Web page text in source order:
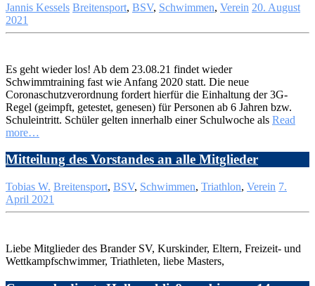
Jannis Kessels Breitensport, BSV, Schwimmen, Verein 20. August
2021
Es geht wieder los! Ab dem 23.08.21 findet wieder
Schwimmtraining fast wie Anfang 2020 statt. Die neue
Coronaschutzverordnung fordert hierfür die Einhaltung der 3G-
Regel (geimpft, getestet, genesen) für Personen ab 6 Jahren bzw.
Schuleintritt. Schüler gelten innerhalb einer Schulwoche als Read
more…
Mitteilung des Vorstandes an alle Mitglieder
Tobias W. Breitensport, BSV, Schwimmen, Triathlon, Verein 7.
April 2021
Liebe Mitglieder des Brander SV, Kurskinder, Eltern, Freizeit- und
Wettkampfschwimmer, Triathleten, liebe Masters,